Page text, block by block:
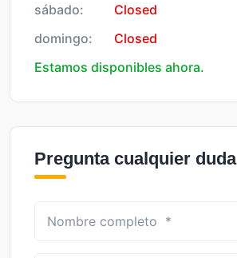
sábado:
Closed
domingo:
Closed
Estamos disponibles ahora.
Pregunta cualquier duda